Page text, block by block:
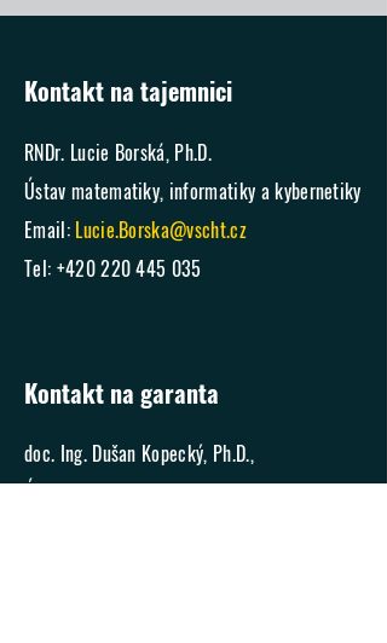
Kontakt na tajemnici
RNDr. Lucie Borská, Ph.D.
Ústav matematiky, informatiky a kybernetiky
Email: Lucie.Borska@vscht.cz
Tel: +420 220 445 035
Kontakt na garanta
doc. Ing. Dušan Kopecký, Ph.D.,
Ústav matematiky, informatiky a kybernetiky